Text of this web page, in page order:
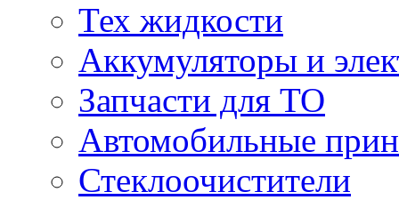
Тех жидкости
Аккумуляторы и
Запчасти для ТО
Автомобильные
Стеклоочистители